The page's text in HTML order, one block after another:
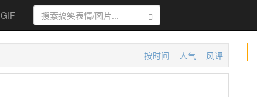
GIF 搜索
按时间 人气 风评